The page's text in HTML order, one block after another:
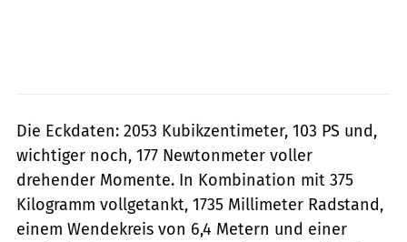
Die Eckdaten: 2053 Kubikzentimeter, 103 PS und,
wichtiger noch, 177 Newtonmeter voller
drehender Momente. In Kombination mit 375
Kilogramm vollgetankt, 1735 Millimeter Radstand,
einem Wendekreis von 6,4 Metern und einer